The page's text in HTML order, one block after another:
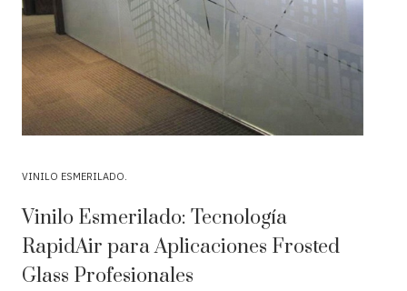
VINILO ESMERILADO
Vinilo Esmerilado: Tecnología
RapidAir para Aplicaciones Frosted
Glass Profesionales